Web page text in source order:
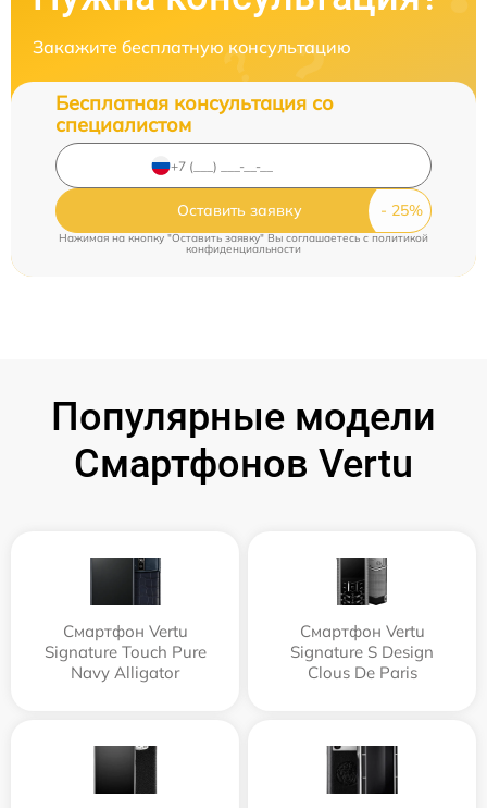
Закажите бесплатную консультацию
Бесплатная консультация со
специалистом
Оставить заявку
Нажимая на кнопку "Оставить заявку" Вы соглашаетесь cполитикой
конфиденциальности
Популярные модели
Смартфонов Vertu
Смартфон Vertu
Signature Touch Pure
Navy Alligator
Смартфон Vertu
Signature S Design
Clous De Paris